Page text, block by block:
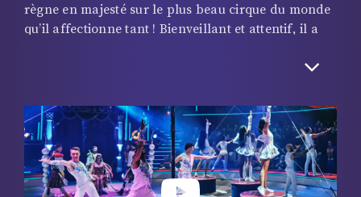
règne en majesté sur le plus beau cirque du monde
qu’il affectionne tant ! Bienveillant et attentif, il a
artistes internationaux prodigieux dont il connaît le
Peut-être lui confiera-t-il quelques secrets, comme
celui de la rénovation du Cirque d’Hiver qui
permettra à ce cirque mythique de retrouver son
faste d’antan, mais chuuut…